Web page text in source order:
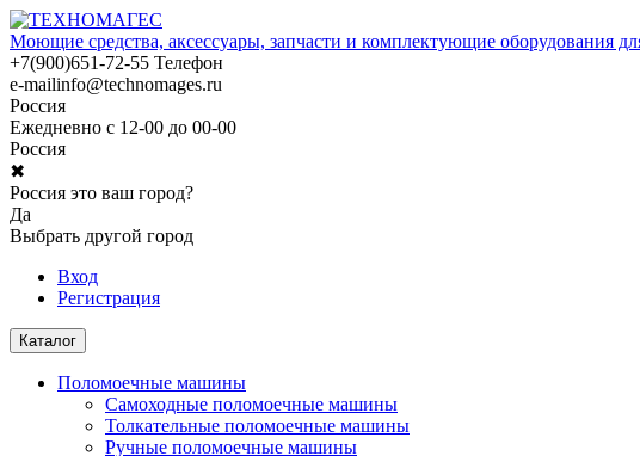
Моющие средства, аксессуары, запчасти и комплектующие оборудования
+7(900)651-72-55 Телефон
e-mailinfo@technomages.ru
Россия
Ежедневно с 12-00 до 00-00
Россия
✖
Россия это ваш город?
Да
Выбрать другой город
Вход
Регистрация
Каталог
Поломоечные машины
Самоходные поломоечные машины
Толкательные поломоечные машины
Ручные поломоечные машины